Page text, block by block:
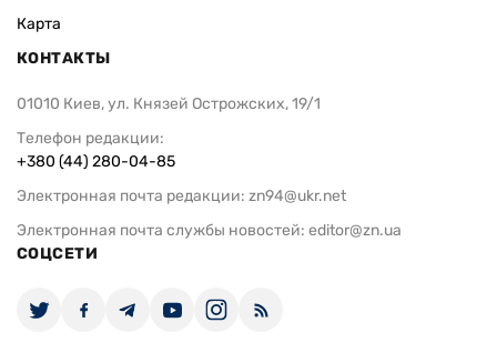
Карта
КОНТАКТЫ
01010 Киев, ул. Князей Острожских, 19/1
Телефон редакции:
+380 (44) 280-04-85
Электронная почта редакции: zn94@ukr.net
Электронная почта службы новостей: editor@zn.ua
СОЦСЕТИ